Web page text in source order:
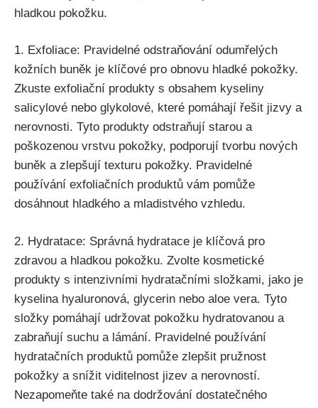
hladkou pokožku.
1. Exfoliace: Pravidelné odstraňování ‌odumřelých
kožních buněk je klíčové pro obnovu ⁢hladké pokožky.
Zkuste exfoliační produkty s obsahem kyseliny
salicylové nebo ⁢glykolové, které pomáhají řešit jizvy a⁢
nerovnosti. Tyto produkty odstraňují ​starou a
poškozenou vrstvu pokožky, podporují tvorbu nových
buněk ⁣a zlepšují ⁣texturu‍ pokožky. Pravidelné
používání exfoliačních produktů vám pomůže
dosáhnout ⁢hladkého a mladistvého vzhledu.
2. Hydratace: Správná hydratace je klíčová⁣ pro
zdravou a hladkou⁢ pokožku. Zvolte kosmetické ​
produkty s ⁢intenzivními hydratačními ‍složkami, ⁤jako​ je
‍kyselina hyaluronová, ​glycerin nebo aloe vera. Tyto
složky pomáhají⁢ udržovat⁣ pokožku hydratovanou ‍a
zabraňují suchu a lámání. Pravidelné používání
hydratačních produktů pomůže zlepšit pružnost
pokožky a snížit viditelnost jizev ‌a nerovností.
Nezapomeňte také na dodržování dostatečného